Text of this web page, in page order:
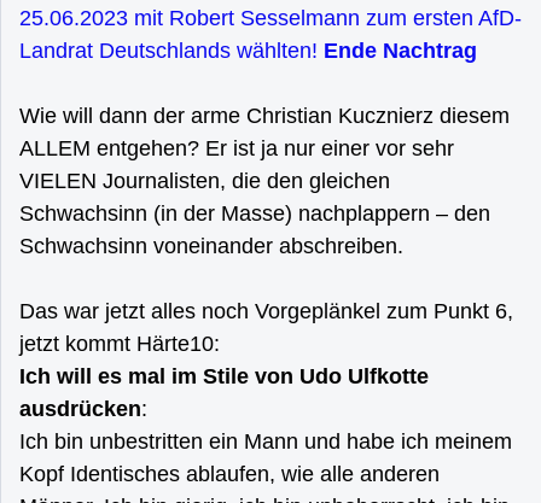
25.06.2023 mit Robert Sesselmann zum ersten AfD-
Landrat Deutschlands wählten! Ende Nachtrag
Wie will dann der arme Christian Kucznierz diesem
ALLEM entgehen? Er ist ja nur einer vor sehr
VIELEN Journalisten, die den gleichen
Schwachsinn (in der Masse) nachplappern – den
Schwachsinn voneinander abschreiben.
Das war jetzt alles noch Vorgeplänkel zum Punkt 6,
jetzt kommt Härte10:
Ich will es mal im Stile von Udo Ulfkotte
ausdrücken:
Ich bin unbestritten ein Mann und habe ich meinem
Kopf Identisches ablaufen, wie alle anderen